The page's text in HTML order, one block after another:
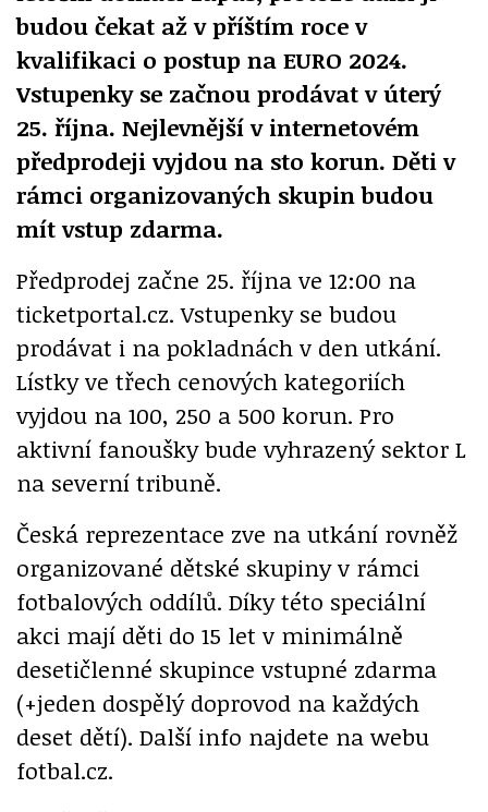
budou čekat až v příštím roce v
kvalifikaci o postup na EURO 2024.
Vstupenky se začnou prodávat v úterý
25. října. Nejlevnější v internetovém
předprodeji vyjdou na sto korun. Děti v
rámci organizovaných skupin budou
mít vstup zdarma.
Předprodej začne 25. října ve 12:00 na
ticketportal.cz. Vstupenky se budou
prodávat i na pokladnách v den utkání.
Lístky ve třech cenových kategoriích
vyjdou na 100, 250 a 500 korun. Pro
aktivní fanoušky bude vyhrazený sektor L
na severní tribuně.
Česká reprezentace zve na utkání rovněž
organizované dětské skupiny v rámci
fotbalových oddílů. Díky této speciální
akci mají děti do 15 let v minimálně
desetičlenné skupince vstupné zdarma
(+jeden dospělý doprovod na každých
deset dětí). Další info najdete na webu
fotbal.cz.